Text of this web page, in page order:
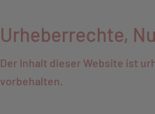
Urheberrechte,
Der Inhalt dieser Website ist
vorbehalten.